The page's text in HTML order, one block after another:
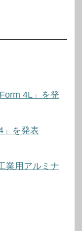
4L」を発
」を発表
業用アルミナ